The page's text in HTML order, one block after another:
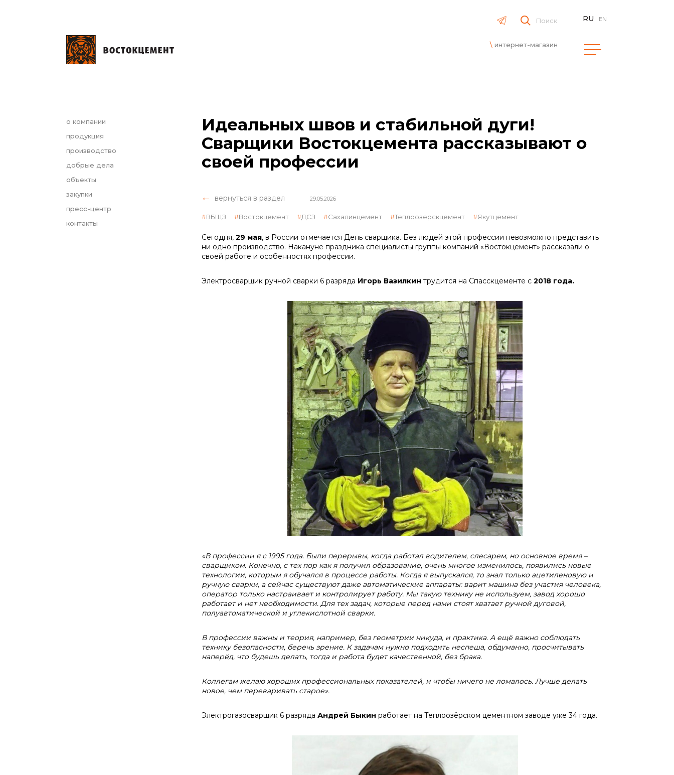
Поиск
интернет-магазин
RU EN
о компании
продукция
производство
добрые дела
объекты
закупки
пресс-центр
контакты
Идеальных швов и стабильной дуги!
Сварщики Востокцемента рассказывают о
своей профессии
вернуться в раздел 29.05.2026
ВБЩЗ Востокцемент ДСЗ Сахалинцемент Теплоозерскцемент Якутцемент
Сегодня, 29 мая, в России отмечается День сварщика. Без людей этой профессии невозможно представить
ни одно производство. Накануне праздника специалисты группы компаний «Востокцемент» рассказали о
своей работе и особенностях профессии.
Электросварщик ручной сварки 6 разряда Игорь Вазилкин трудится на Спасскцементе с 2018 года.
«В профессии я с 1995 года. Были перерывы, когда работал водителем, слесарем, но основное время –
сварщиком. Конечно, с тех пор как я получил образование, очень многое изменилось, появились новые
технологии, которым я обучался в процессе работы. Когда я выпускался, то знал только ацетиленовую и
ручную сварки, а сейчас существуют даже автоматические аппараты: варит машина без участия человека,
оператор только настраивает и контролирует работу. Мы такую технику не используем, завод хорошо
работает и нет необходимости. Для тех задач, которые перед нами стоят хватаетручной дуговой,
полуавтоматической и углекислотной сварки.
В профессии важны и теория, например, без геометрии никуда, и практика. А ещё важно соблюдать
технику безопасности, беречь зрение. К задачам нужно подходить неспеша, обдуманно, просчитывать
наперёд, что будешь делать, тогда и работа будет качественной, без брака.
Коллегам желаю хороших профессиональных показателей, и чтобы ничего не ломалось. Лучше делать
новое, чем переваривать старое».
Электрогазосварщик 6 разряда Андрей Быкин работает на Теплоозёрском цементном заводе уже 34 года.